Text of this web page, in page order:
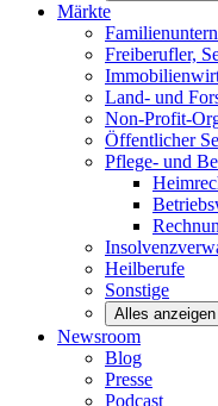
Märkte
Freiberufler,
Land- und
Non-Profit-
Öffentlicher
Pflege- und
Heilberufe
Sonstige
Alles anzeigen
Newsroom
Blog
Presse
Podcast